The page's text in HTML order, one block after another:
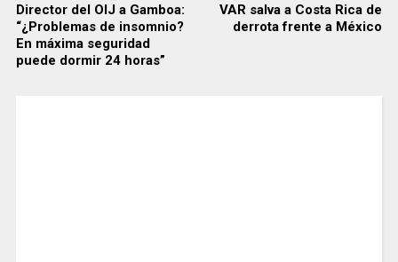
Director del OIJ a Gamboa:
“¿Problemas de insomnio?
En máxima seguridad
puede dormir 24 horas”
VAR salva a Costa Rica de
derrota frente a México